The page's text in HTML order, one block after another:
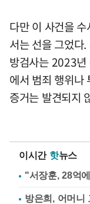
다만 이 사건을
서는 선을 그었다
방검사는 2023년
에서 범죄 행위나
증거는 발견되지
이시간 핫뉴스
"서장훈, 28억
방은희, 어머니